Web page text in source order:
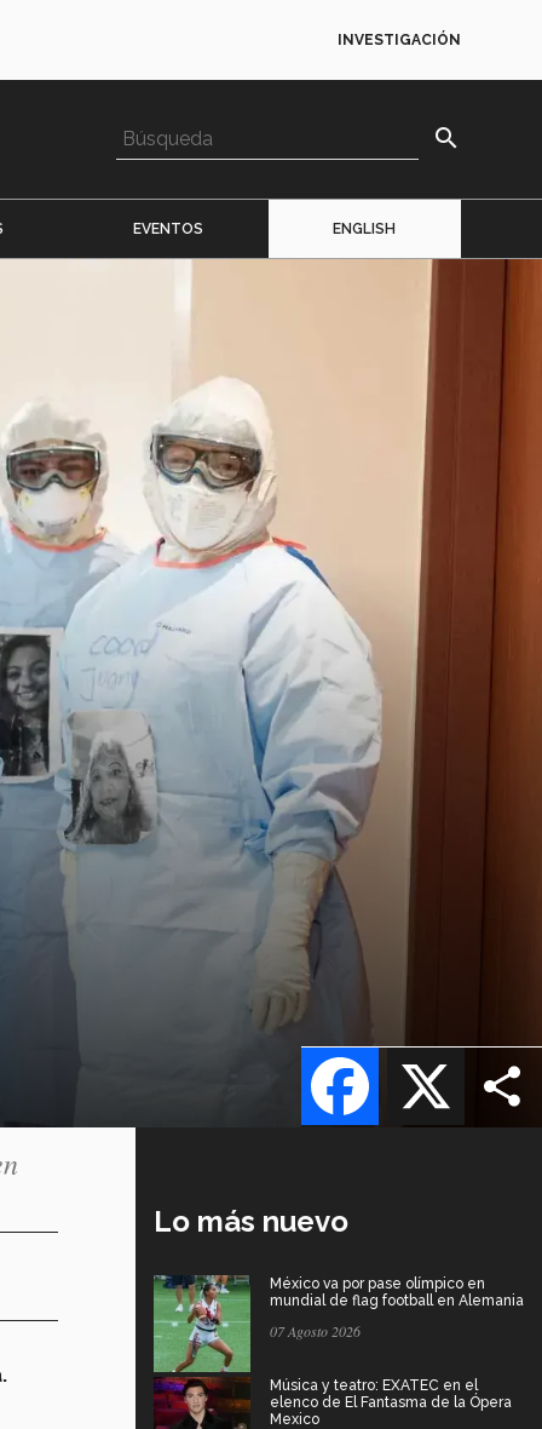
INVESTIGACIÓN
search
EVENTOS ENGLISH
X
Facebook
Lo más nuevo
México va por pase olímpico en
mundial de flag football en Alemania
07 Agosto 2026
Música y teatro: EXATEC en el
elenco de El Fantasma de la Ópera
Mexico